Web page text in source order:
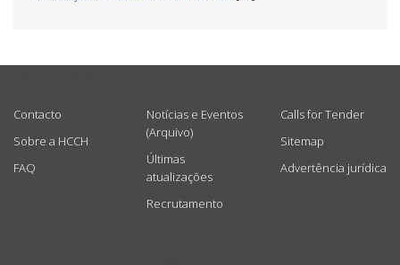
Contacto
Sobre a HCCH
FAQ
Notícias e Eventos
(Arquivo)
Últimas
atualizações
Recrutamento
Calls for Tender
Sitemap
Advertência jurídica